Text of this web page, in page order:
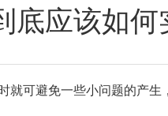
底应该如何
可避免一些小问题的产